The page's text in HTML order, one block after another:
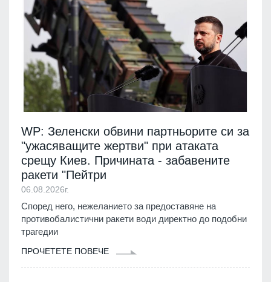
WP: Зеленски обвини партньорите си за
"ужасяващите жертви" при атаката
срещу Киев. Причината - забавените
ракети "Пейтри
06.08.2026г.
Според него, нежеланието за предоставяне на
противобалистични ракети води директно до подобни
трагедии
ПРОЧЕТЕТЕ ПОВЕЧЕ